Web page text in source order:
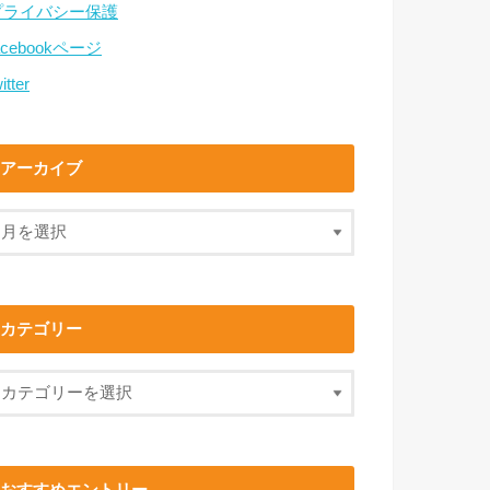
ライバシー保護
ページ
アーカイブ
カテゴリー